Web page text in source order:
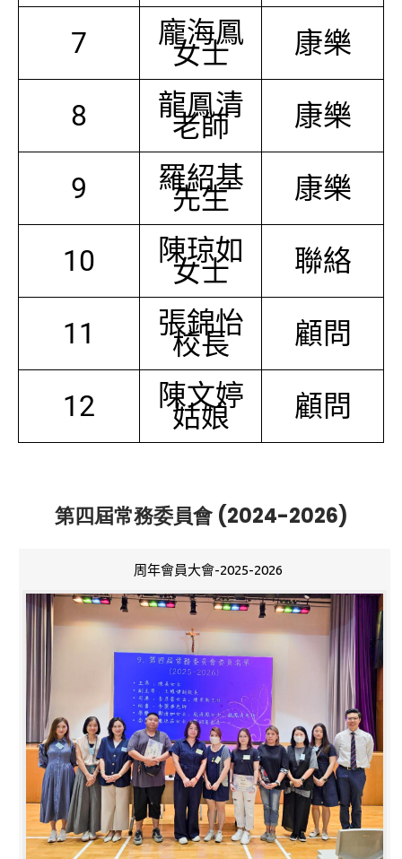
7 龐海鳳
女士 康樂
8 龍鳳清
老師 康樂
9 羅紹基
先生 康樂
10 陳琼如
女士 聯絡
11 張錦怡
校長 顧問
12 陳文婷
姑娘 顧問
第四屆常務委員會 (2024-2026)
周年會員大會-2025-2026